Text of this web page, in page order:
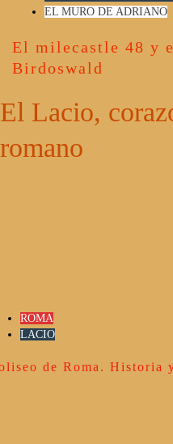
EL MURO DE ADRIANO
El milecastle 48 y
Birdoswald
El Lacio,
romano
ROMA
LACIO
de Roma.